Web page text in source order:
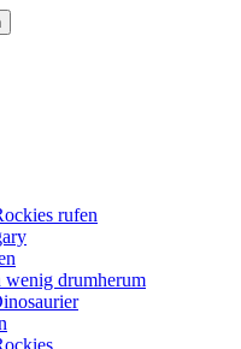
rufen
wenig drumherum